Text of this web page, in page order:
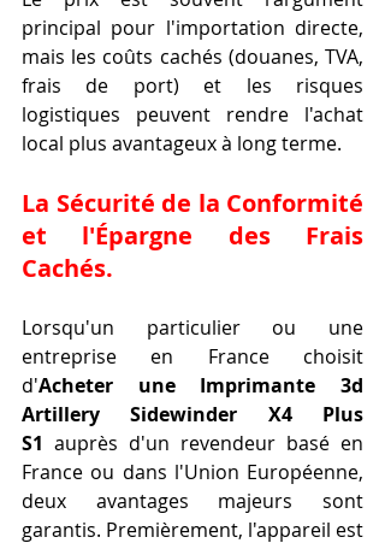
principal pour l'importation directe,
mais les coûts cachés (douanes, TVA,
frais de port) et les risques
logistiques peuvent rendre l'achat
local plus avantageux à long terme.
La Sécurité de la Conformité
et l'Épargne des Frais
Cachés.
Lorsqu'un particulier ou une
entreprise en France choisit
d'Acheter une Imprimante 3d
Artillery Sidewinder X4 Plus
S1 auprès d'un revendeur basé en
France ou dans l'Union Européenne,
deux avantages majeurs sont
garantis. Premièrement, l'appareil est